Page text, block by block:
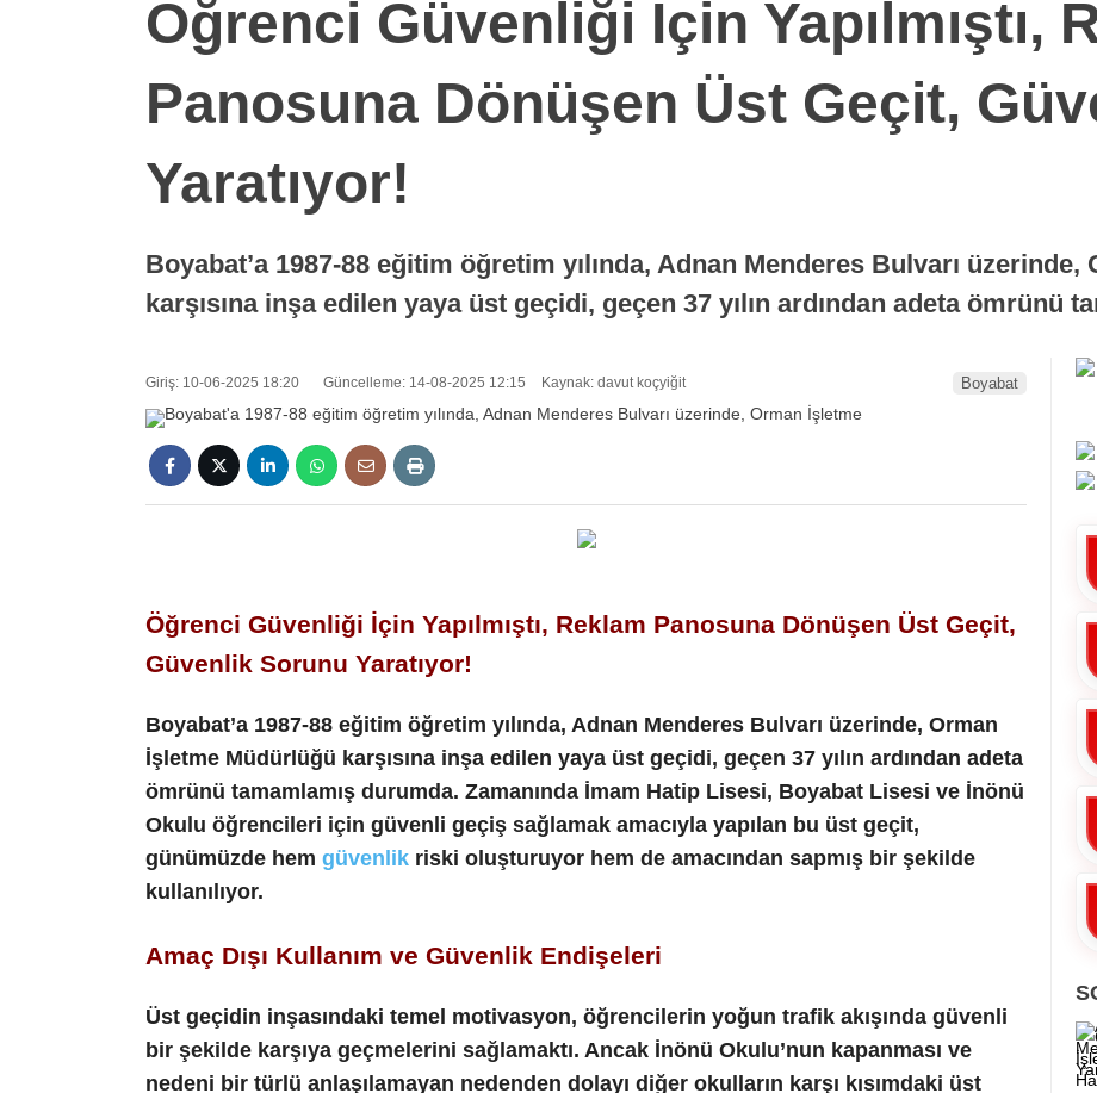
Öğrenci Güvenliği İçin Yapılmıştı,
Panosuna Dönüşen Üst Geçit,
Yaratıyor!
Boyabat’a 1987-88 eğitim öğretim yılında, Adnan Menderes Bulvarı
karşısına inşa edilen yaya üst geçidi, geçen 37 yılın ardından adeta ömrünü
Giriş: 10-06-2025 18:20 Güncelleme: 14-08-2025 12:15 Kaynak: davut koçyiğit Boyabat
Öğrenci Güvenliği İçin Yapılmıştı, Reklam Panosuna Dönüşen Üst Geçit,
Güvenlik Sorunu Yaratıyor!
Boyabat’a 1987-88 eğitim öğretim yılında, Adnan Menderes Bulvarı üzerinde, Orman
İşletme Müdürlüğü karşısına inşa edilen yaya üst geçidi, geçen 37 yılın ardından adeta
ömrünü tamamlamış durumda. Zamanında İmam Hatip Lisesi, Boyabat Lisesi ve İnönü
Okulu öğrencileri için güvenli geçiş sağlamak amacıyla yapılan bu üst geçit,
günümüzde hem güvenlik riski oluşturuyor hem de amacından sapmış bir şekilde
kullanılıyor.
Amaç Dışı Kullanım ve Güvenlik Endişeleri
Üst geçidin inşasındaki temel motivasyon, öğrencilerin yoğun trafik akışında güvenli
bir şekilde karşıya geçmelerini sağlamaktı. Ancak İnönü Okulu’nun kapanması ve
nedeni bir türlü anlaşılamayan nedenden dolayı diğer okulların karşı kısımdaki üst